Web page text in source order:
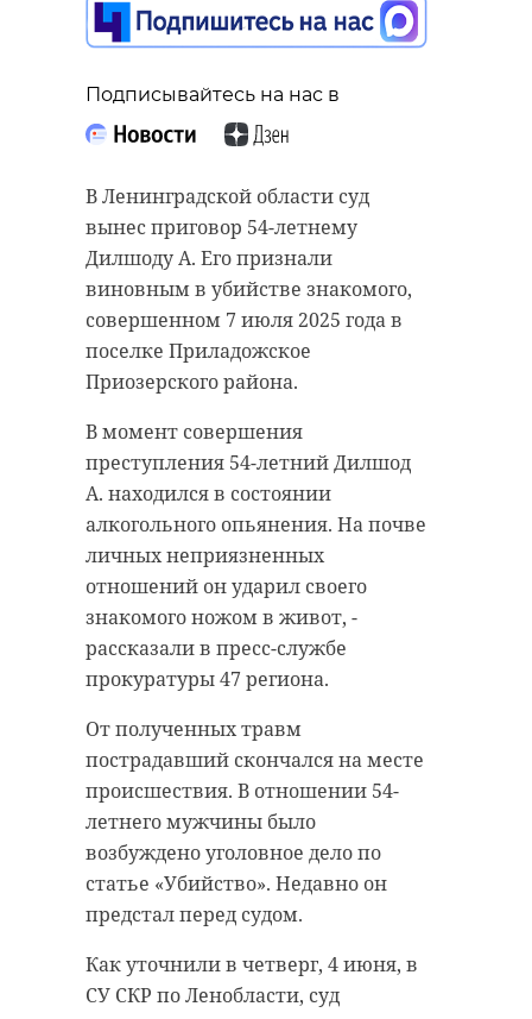
Подписывайтесь на нас в
В Ленинградской области суд
вынес приговор 54-летнему
Дилшоду А. Его признали
виновным в убийстве знакомого,
совершенном 7 июля 2025 года в
поселке Приладожское
Приозерского района.
В момент совершения
преступления 54-летний Дилшод
А. находился в состоянии
алкогольного опьянения. На почве
личных неприязненных
отношений он ударил своего
знакомого ножом в живот, -
рассказали в пресс-службе
прокуратуры 47 региона.
От полученных травм
пострадавший скончался на месте
происшествия. В отношении 54-
летнего мужчины было
возбуждено уголовное дело по
статье «Убийство». Недавно он
предстал перед судом.
Как уточнили в четверг, 4 июня, в
СУ СКР по Ленобласти, суд
Подписывайтесь на нас в
На площадке Петербургского
международного экономического
форума губернатор Ленинградской
области Александр Дрозденко
встретился с председателем банка
«ПСБ» Петром Фрадковым.
шаги по развитию спортивной
инфраструктуры и поддержке
участников специальной военной
операции.
ПСБ является генеральным
партнером «Забега.РФ» в Гатчине,
а также активно участвует в
Гатчинском и Выборгском
и Петр Фрадков обсудили
возможность совместного
обустройства действующих
стадионов региона для занятий
легкой атлетикой.
Особое внимание стороны
возможностей для ветеранов СВО.
В Ленинградской области уже
компаний "Догма" договорились
вместе развивать территорию в
Бугровском городском поселении.
Соглашение подписал губернатор
Александр Дрозденко в четверг, 4
июня, на ПМЭФ-2026.
Речь идет о крупном проекте
жилищного строительства.
Планируется возвести дома общей
площадью около 304 тысяч
квадратных метров, а вместе с
ними — дороги, инженерные сети
и социальные объекты.
Общий объем вложений в проект
составит 36,7 млрд рублей. Проект
рассчитан на комплексное
развитие территории, чтобы
район сразу получал всю нужную
инфраструктуру, а не только
жилье.
По словам Александра Дрозденко,
в успехе проекта сомнений нет.
Он отметил, что это
сбалансированная и продуманная
работа, которая будет